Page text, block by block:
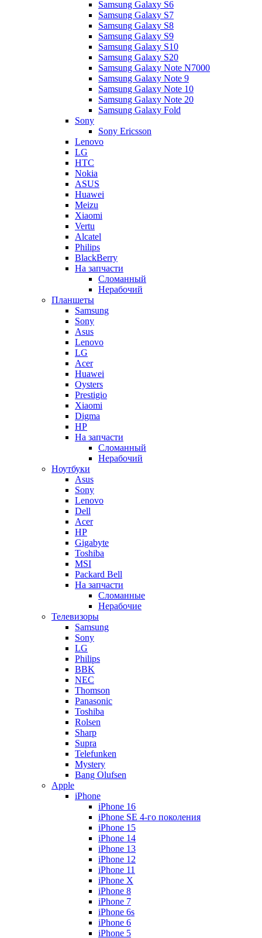
Samsung Galaxy S6
Samsung Galaxy S7
Samsung Galaxy S8
Samsung Galaxy S9
Samsung Galaxy S10
Samsung Galaxy S20
Samsung Galaxy Note N7000
Samsung Galaxy Note 9
Samsung Galaxy Note 10
Samsung Galaxy Note 20
Samsung Galaxy Fold
Sony
Sony Ericsson
Lenovo
LG
HTC
Nokia
ASUS
Huawei
Meizu
Xiaomi
Vertu
Alcatel
Philips
BlackBerry
На запчасти
Сломанный
Нерабочий
Планшеты
Samsung
Sony
Asus
Lenovo
LG
Acer
Huawei
Oysters
Prestigio
Xiaomi
Digma
HP
На запчасти
Сломанный
Нерабочий
Ноутбуки
Asus
Sony
Lenovo
Dell
Acer
HP
Gigabyte
Toshiba
MSI
Packard Bell
На запчасти
Сломанные
Нерабочие
Телевизоры
Samsung
Sony
LG
Philips
BBK
NEC
Thomson
Panasonic
Toshiba
Rolsen
Sharp
Supra
Telefunken
Mystery
Bang Olufsen
Apple
iPhone
iPhone 16
iPhone SE 4-го поколения
iPhone 15
iPhone 14
iPhone 13
iPhone 12
iPhone 11
iPhone X
iPhone 8
iPhone 7
iPhone 6s
iPhone 6
iPhone 5